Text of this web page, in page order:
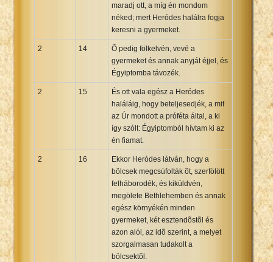
maradj ott, a míg én mondom
néked; mert Heródes halálra fogja
keresni a gyermeket.
2 14
Õ pedig fölkelvén, vevé a
gyermeket és annak anyját éjjel, és
Égyiptomba távozék.
2 15
És ott vala egész a Heródes
haláláig, hogy beteljesedjék, a mit
az Úr mondott a próféta által, a ki
így szólt: Égyiptomból hívtam ki az
én fiamat.
2 16
Ekkor Heródes látván, hogy a
bölcsek megcsúfolták õt, szerfölött
felháborodék, és kiküldvén,
megölete Bethlehemben és annak
egész környékén minden
gyermeket, két esztendõstõl és
azon alól, az idõ szerint, a melyet
szorgalmasan tudakolt a
bölcsektõl.